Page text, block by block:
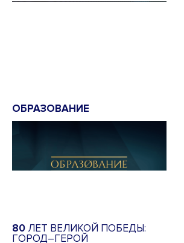
ОБРАЗОВАНИЕ
80 ЛЕТ ВЕЛИКОЙ ПОБЕДЫ:
ГОРОД–ГЕРОЙ